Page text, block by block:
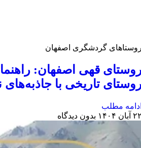
گردشگری اصفهان
قهی اصفهان:
تاریخی با جاذبه‌های
مطلب
۱۴۰۴
بدون دیدگاه